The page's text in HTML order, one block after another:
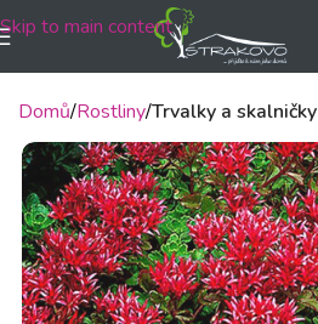
Skip to main content
Domů Rostliny Trvalky a skalničky